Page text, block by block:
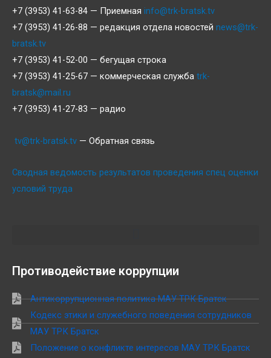
+7 (3953) 41-63-84 — Приемная info@trk-bratsk.tv
+7 (3953) 41-26-88 — редакция отдела новостей news@trk-
bratsk.tv
+7 (3953) 41-52-00 — бегущая строка
+7 (3953) 41-25-67 — коммерческая служба trk-
bratsk@mail.ru
+7 (3953) 41-27-83 — радио
tv@trk-bratsk.tv — Обратная связь
Сводная ведомость результатов проведения спец оценки
условий труда
Противодействие коррупции
Антикоррупционная политика МАУ ТРК Братск
Кодекс этики и служебного поведения сотрудников
МАУ ТРК Братск
Положение о конфликте интересов МАУ ТРК Братск